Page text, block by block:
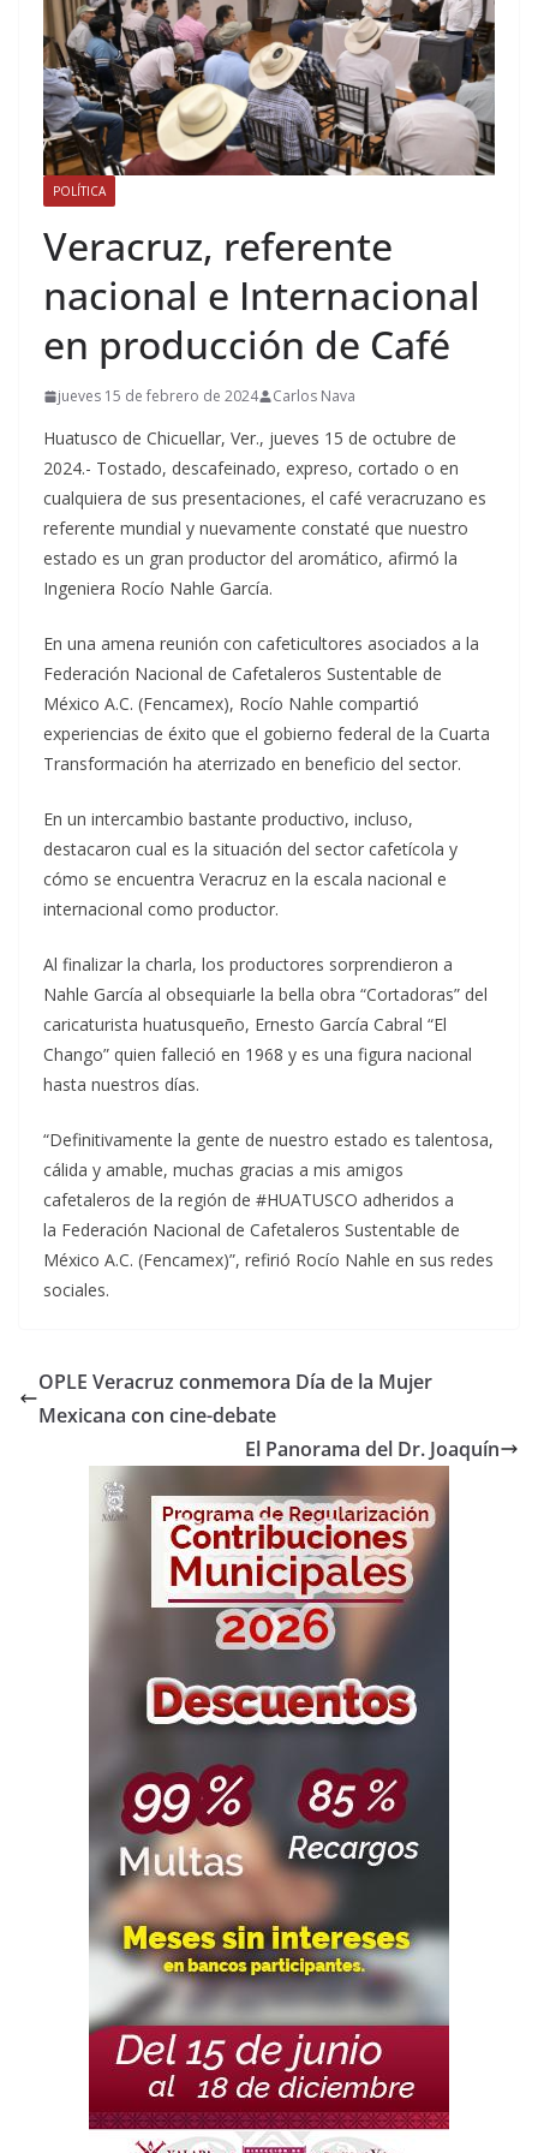
POLÍTICA
Veracruz, referente
nacional e Internacional
en producción de Café
jueves 15 de febrero de 2024 Carlos Nava
Huatusco de Chicuellar, Ver., jueves 15 de octubre de
2024.- Tostado, descafeinado, expreso, cortado o en
cualquiera de sus presentaciones, el café veracruzano es
referente mundial y nuevamente constaté que nuestro
estado es un gran productor del aromático, afirmó la
Ingeniera Rocío Nahle García.
En una amena reunión con cafeticultores asociados a la
Federación Nacional de Cafetaleros Sustentable de
México A.C. (Fencamex), Rocío Nahle compartió
experiencias de éxito que el gobierno federal de la Cuarta
Transformación ha aterrizado en beneficio del sector.
En un intercambio bastante productivo, incluso,
destacaron cual es la situación del sector cafetícola y
cómo se encuentra Veracruz en la escala nacional e
internacional como productor.
Al finalizar la charla, los productores sorprendieron a
Nahle García al obsequiarle la bella obra “Cortadoras” del
caricaturista huatusqueño, Ernesto García Cabral “El
Chango” quien falleció en 1968 y es una figura nacional
hasta nuestros días.
“Definitivamente la gente de nuestro estado es talentosa,
cálida y amable, muchas gracias a mis amigos
cafetaleros de la región de #HUATUSCO adheridos a
la Federación Nacional de Cafetaleros Sustentable de
México A.C. (Fencamex)”, refirió Rocío Nahle en sus redes
sociales.
OPLE Veracruz conmemora Día de la Mujer
Mexicana con cine-debate
El Panorama del Dr. Joaquín